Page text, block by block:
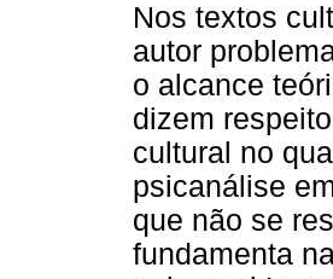
Nos textos
autor
o alcance
dizem
cultural no
psicanálise
que não se
fundamenta